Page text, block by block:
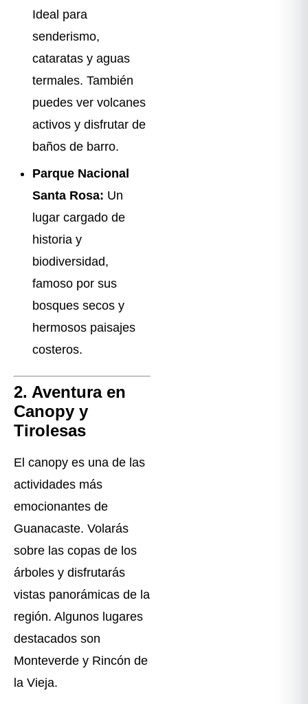
Ideal para
senderismo,
cataratas y aguas
termales. También
puedes ver volcanes
activos y disfrutar de
baños de barro.
Parque Nacional
Santa Rosa: Un
lugar cargado de
historia y
biodiversidad,
famoso por sus
bosques secos y
hermosos paisajes
costeros.
2. Aventura en
Canopy y
Tirolesas
El canopy es una de las
actividades más
emocionantes de
Guanacaste. Volarás
sobre las copas de los
árboles y disfrutarás
vistas panorámicas de la
región. Algunos lugares
destacados son
Monteverde y Rincón de
la Vieja.